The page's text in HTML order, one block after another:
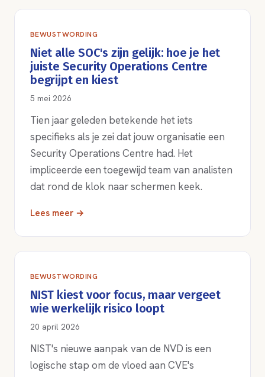
BEWUSTWORDING
Niet alle SOC's zijn gelijk: hoe je het
juiste Security Operations Centre
begrijpt en kiest
5 mei 2026
Tien jaar geleden betekende het iets
specifieks als je zei dat jouw organisatie een
Security Operations Centre had. Het
impliceerde een toegewijd team van analisten
dat rond de klok naar schermen keek.
Lees meer →
BEWUSTWORDING
NIST kiest voor focus, maar vergeet
wie werkelijk risico loopt
20 april 2026
NIST's nieuwe aanpak van de NVD is een
logische stap om de vloed aan CVE's